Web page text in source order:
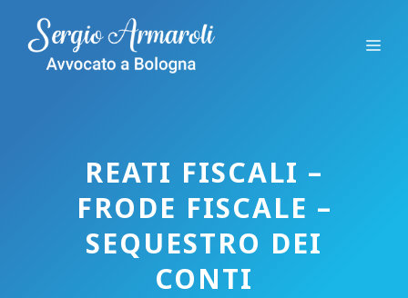
contenuto
REATI FISCALI –
FRODE FISCALE –
SEQUESTRO DEI
CONTI